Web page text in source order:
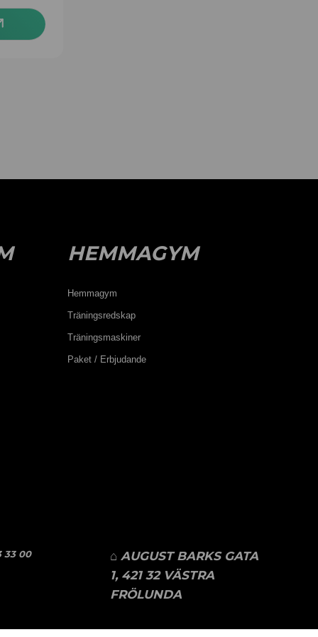
HEMMAGYM
Hemmagym
Träningsredskap
Träningsmaskiner
Paket / Erbjudande
33 00
⌂ AUGUST BARKS GATA
1, 421 32 VÄSTRA
FRÖLUNDA